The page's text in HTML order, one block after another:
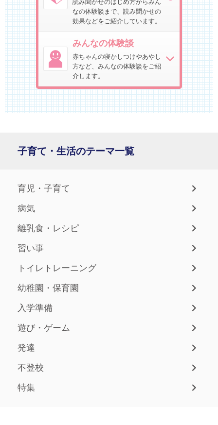
読み聞かせのはじめ方からみん
なの体験談まで、読み聞かせの
効果などをご紹介しています。
みんなの体験談
赤ちゃんの寝かしつけやあやし
方など、みんなの体験談をご紹
介します。
子育て・生活のテーマ一覧
育児・子育て
病気
離乳食・レシピ
習い事
トイレトレーニング
幼稚園・保育園
入学準備
遊び・ゲーム
発達
不登校
特集